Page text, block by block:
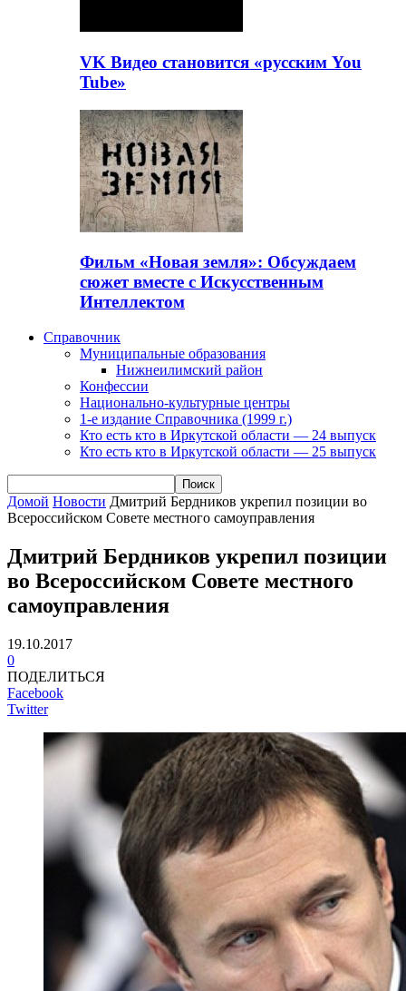
VK Видео становится «русским You
Tube»
Фильм «Новая земля»: Обсуждаем
сюжет вместе с Искусственным
Интеллектом
Справочник
Муниципальные образования
Нижнеилимский район
Конфессии
Национально-культурные центры
1-е издание Справочника (1999 г.)
Кто есть кто в Иркутской области — 24 выпуск
Кто есть кто в Иркутской области — 25 выпуск
Домой Новости Дмитрий Бердников укрепил позиции во
Всероссийском Совете местного самоуправления
Дмитрий Бердников укрепил позиции
во Всероссийском Совете местного
самоуправления
19.10.2017
0
ПОДЕЛИТЬСЯ
Facebook
Twitter